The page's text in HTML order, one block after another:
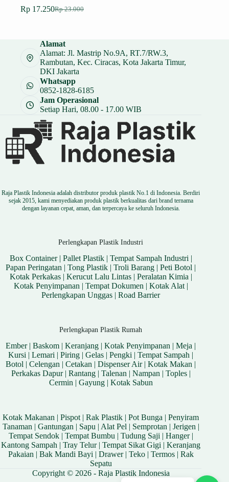
Rp23.000
Harga
Rp 23.000.
Rp 17.250Harga
adalah:
Rp 17.250.
Alamat
Alamat: Jl. Mastrip No.9A, RT.7/RW.3,
Rambutan, Kec. Ciracas, Kota Jakarta Timur,
DKI Jakarta
Whatsapp
0852-1828-6185
Jam Operasional
Setiap Hari, 08.00 - 17.00 WIB
Raja Plastik Indonesia adalah distributor produk plastik No.1 di Indonesia. Berdiri
sejak 2015, kami menyediakan produk plastik berkualitas dari brand ternama
dengan layanan cepat, aman, dan terpercaya ke seluruh Indonesia.
Perlengkapan Plastik Industri
Box Container| Pallet Plastik| Tempat Sampah Industri |
Papan Peringatan |Tong Plastik |Troli Barang |Peti Botol |
Kotak Perkakas| Kerucut Lalu Lintas| Peralatan Kimia |
Kotak Penyimpanan | Tempat Dokumen | Kotak Alat|
Perlengkapan Unggas |Road Barrier
Perlengkapan Plastik Rumah
Ember|Baskom |Keranjang |Kotak Penyimpanan |Meja |
Kursi |Lemari |Piring |Gelas |Pengki |Tempat Sampah |
Botol |Celengan |Cetakan |Dispenser Air|Kotak Makan |
Perkakas Dapur| Rantang| Talenan| Nampan| Toples|
Cermin| Gayung| Kotak Sabun
Kotak Makanan |Pispot|Rak Plastik |Pot Bunga |Penyiram
Tanaman| Gantungan| Sapu| Alat Pel| Semprotan| Jerigen|
Tempat Sendok| Tempat Bumbu| Tudung Saji| Hanger|
Kantong Sampah |Tray Telur|Tempat Sikat Gigi |Keranjang
Pakaian| Bak Mandi Bayi| Drawer| Teko| Termos| Rak
Sepatu
Copyright © 2026 - Raja Plastik Indonesia